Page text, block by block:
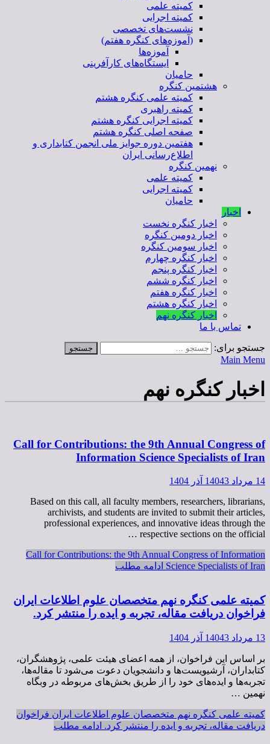
کمیته علمی
کمیته اجرایی
نشست‌های تخصصی
(آموزه‌های کنگره هفتم)
آموزه‌ها
ایستگاه‌های کارآفرینی
حامیان
هشتمین کنگره
کمیته علمی کنگره هشتم
کمیته راهبری
کمیته اجرایی کنگره هشتم
صفحه اصلی کنگره هشتم
هفتمین دوره جوایز ملی انجمن کتابداری و
اطلاع‌رسانی ایران
نهمین کنگره
کمیته علمی
کمیته اجرایی
حامیان
اخبار
اخبار کنگره نخست
اخبار دومین کنگره
اخبار سومین کنگره
اخبار کنگره چهارم
اخبار کنگره پنجم
اخبار کنگره ششم
اخبار کنگره هفتم
اخبار کنگره هشتم
اخبار کنگره نهم
تماس با ما
جستجو برای:
Main Menu
اخبار کنگره نهم
Call for Contributions: the 9th Annual Congress of
Information Science Specialists of Iran
14 مرداد 1404
3 آذر 1404
Based on this call, all faculty members, researchers, librarians,
archivists, and students are invited to submit their articles,
professional experiences, and innovative ideas through the
respective sections on the official …
Call for Contributions: the 9th Annual Congress of Information
Science Specialists of Iran ادامه مطلب
کمیته علمی کنگره نهم متخصصان علوم اطلاعات ایران
فراخوان دریافت مقاله، تجربه و ایده را منتشر کرد.
13 مرداد 1404 3 آذر 1404
بر اساس این فراخوان، از همه اعضای هیئت علمی، پژوهشگران،
کتابداران، آرشیویست‌ها و دانشجویان دعوت می‌شود تا مقاله‌ها،
تجربه‌ها و ایده‌های خود را از طریق بخش‌های مربوطه در وبگاه
نهمین …
کمیته علمی کنگره نهم متخصصان علوم اطلاعات ایران فراخوان
دریافت مقاله، تجربه و ایده را منتشر کرد. ادامه مطلب